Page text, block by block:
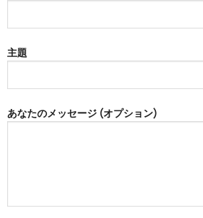
主題
あなたのメッセージ (オプション)